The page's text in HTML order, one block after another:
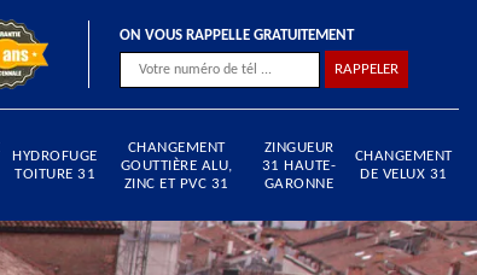
ON VOUS RAPPELLE GRATUITEMENT
HYDROFUGE
TOITURE 31
CHANGEMENT
GOUTTIÈRE ALU,
ZINC ET PVC 31
ZINGUEUR
31 HAUTE-
GARONNE
CHANGEMENT
DE VELUX 31